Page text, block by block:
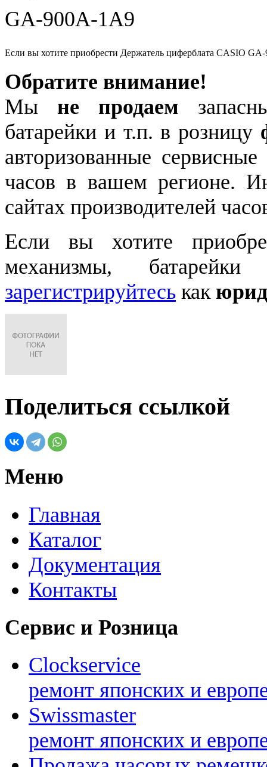
GA-900A-1A9
Если вы хотите приобрести Держатель циферблата CASIO
Обратите внимание!
Мы не продаем
батарейки и т.п. в розницу
авторизованные
часов в вашем регионе.
сайтах производителей
Если вы хотите
механизмы,
зарегистрируйтесь как
Поделиться ссылкой
Меню
Главная
Каталог
Документация
Контакты
Сервис и Розница
Clockservice
ремонт японских и
Swissmaster
ремонт японских и